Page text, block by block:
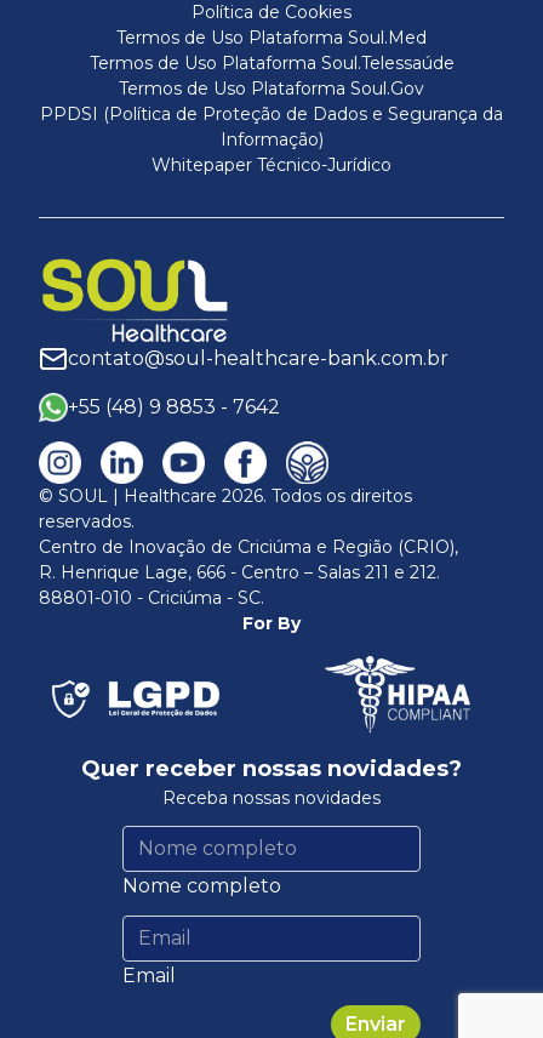
Política de Cookies
Termos de Uso Plataforma Soul.Med
Termos de Uso Plataforma Soul.Telessaúde
Termos de Uso Plataforma Soul.Gov
PPDSI (Política de Proteção de Dados e Segurança da
Informação)
Whitepaper Técnico-Jurídico
contato@soul-healthcare-bank.com.br
+55 (48) 9 8853 - 7642
© SOUL | Healthcare 2026. Todos os direitos
reservados.
Centro de Inovação de Criciúma e Região (CRIO),
R. Henrique Lage, 666 - Centro – Salas 211 e 212.
88801-010 - Criciúma - SC.
For By
Quer receber nossas novidades?
Receba nossas novidades
Nome completo
Email
Enviar